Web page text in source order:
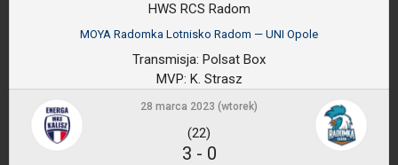
HWS RCS Radom
MOYA Radomka Lotnisko Radom — UNI Opole
Transmisja: Polsat Box
MVP: K. Strasz
28 marca 2023 (wtorek)
(22)
3 - 0